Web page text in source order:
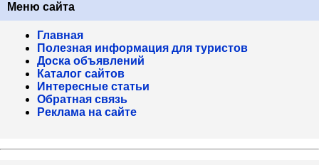
Меню сайта
Главная
Полезная информация для туристов
Доска объявлений
Каталог сайтов
Интересные статьи
Обратная связь
Реклама на сайте